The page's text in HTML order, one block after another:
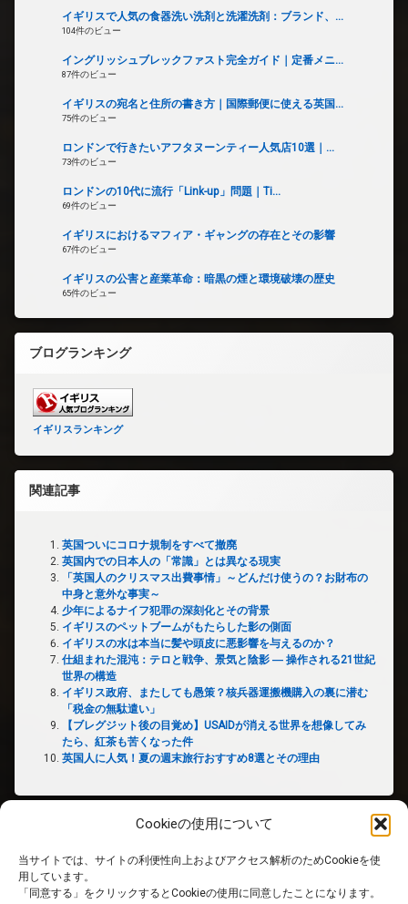
Cookieの使用について
当サイトでは、サイトの利便性向上およびアクセス解析のためCookieを使
用しています。
「同意する」をクリックするとCookieの使用に同意したことになります。
イギリスで人気の食器洗い洗剤と洗濯洗剤：ブランド、...
104件のビュー
イングリッシュブレックファスト完全ガイド｜定番メニ...
87件のビュー
イギリスの宛名と住所の書き方｜国際郵便に使える英国...
75件のビュー
ロンドンで行きたいアフタヌーンティー人気店10選｜...
73件のビュー
ロンドンの10代に流行「Link-up」問題｜Ti...
69件のビュー
イギリスにおけるマフィア・ギャングの存在とその影響
67件のビュー
イギリスの公害と産業革命：暗黒の煙と環境破壊の歴史
65件のビュー
ブログランキング
イギリスランキング
関連記事
英国ついにコロナ規制をすべて撤廃
英国内での日本人の「常識」とは異なる現実
「英国人のクリスマス出費事情」～どんだけ使うの？お財布の
中身と意外な事実～
少年によるナイフ犯罪の深刻化とその背景
イギリスのペットブームがもたらした影の側面
イギリスの水は本当に髪や頭皮に悪影響を与えるのか？
仕組まれた混沌：テロと戦争、景気と陰影 ― 操作される21世紀
世界の構造
イギリス政府、またしても愚策？核兵器運搬機購入の裏に潜む
「税金の無駄遣い」
【ブレグジット後の目覚め】USAIDが消える世界を想像してみ
たら、紅茶も苦くなった件
英国人に人気！夏の週末旅行おすすめ8選とその理由
ホーム